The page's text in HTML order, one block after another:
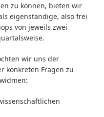
zu können, bieten wir
eigenständige, also frei
von jeweils zwei
wir uns der
konkreten Fragen zu